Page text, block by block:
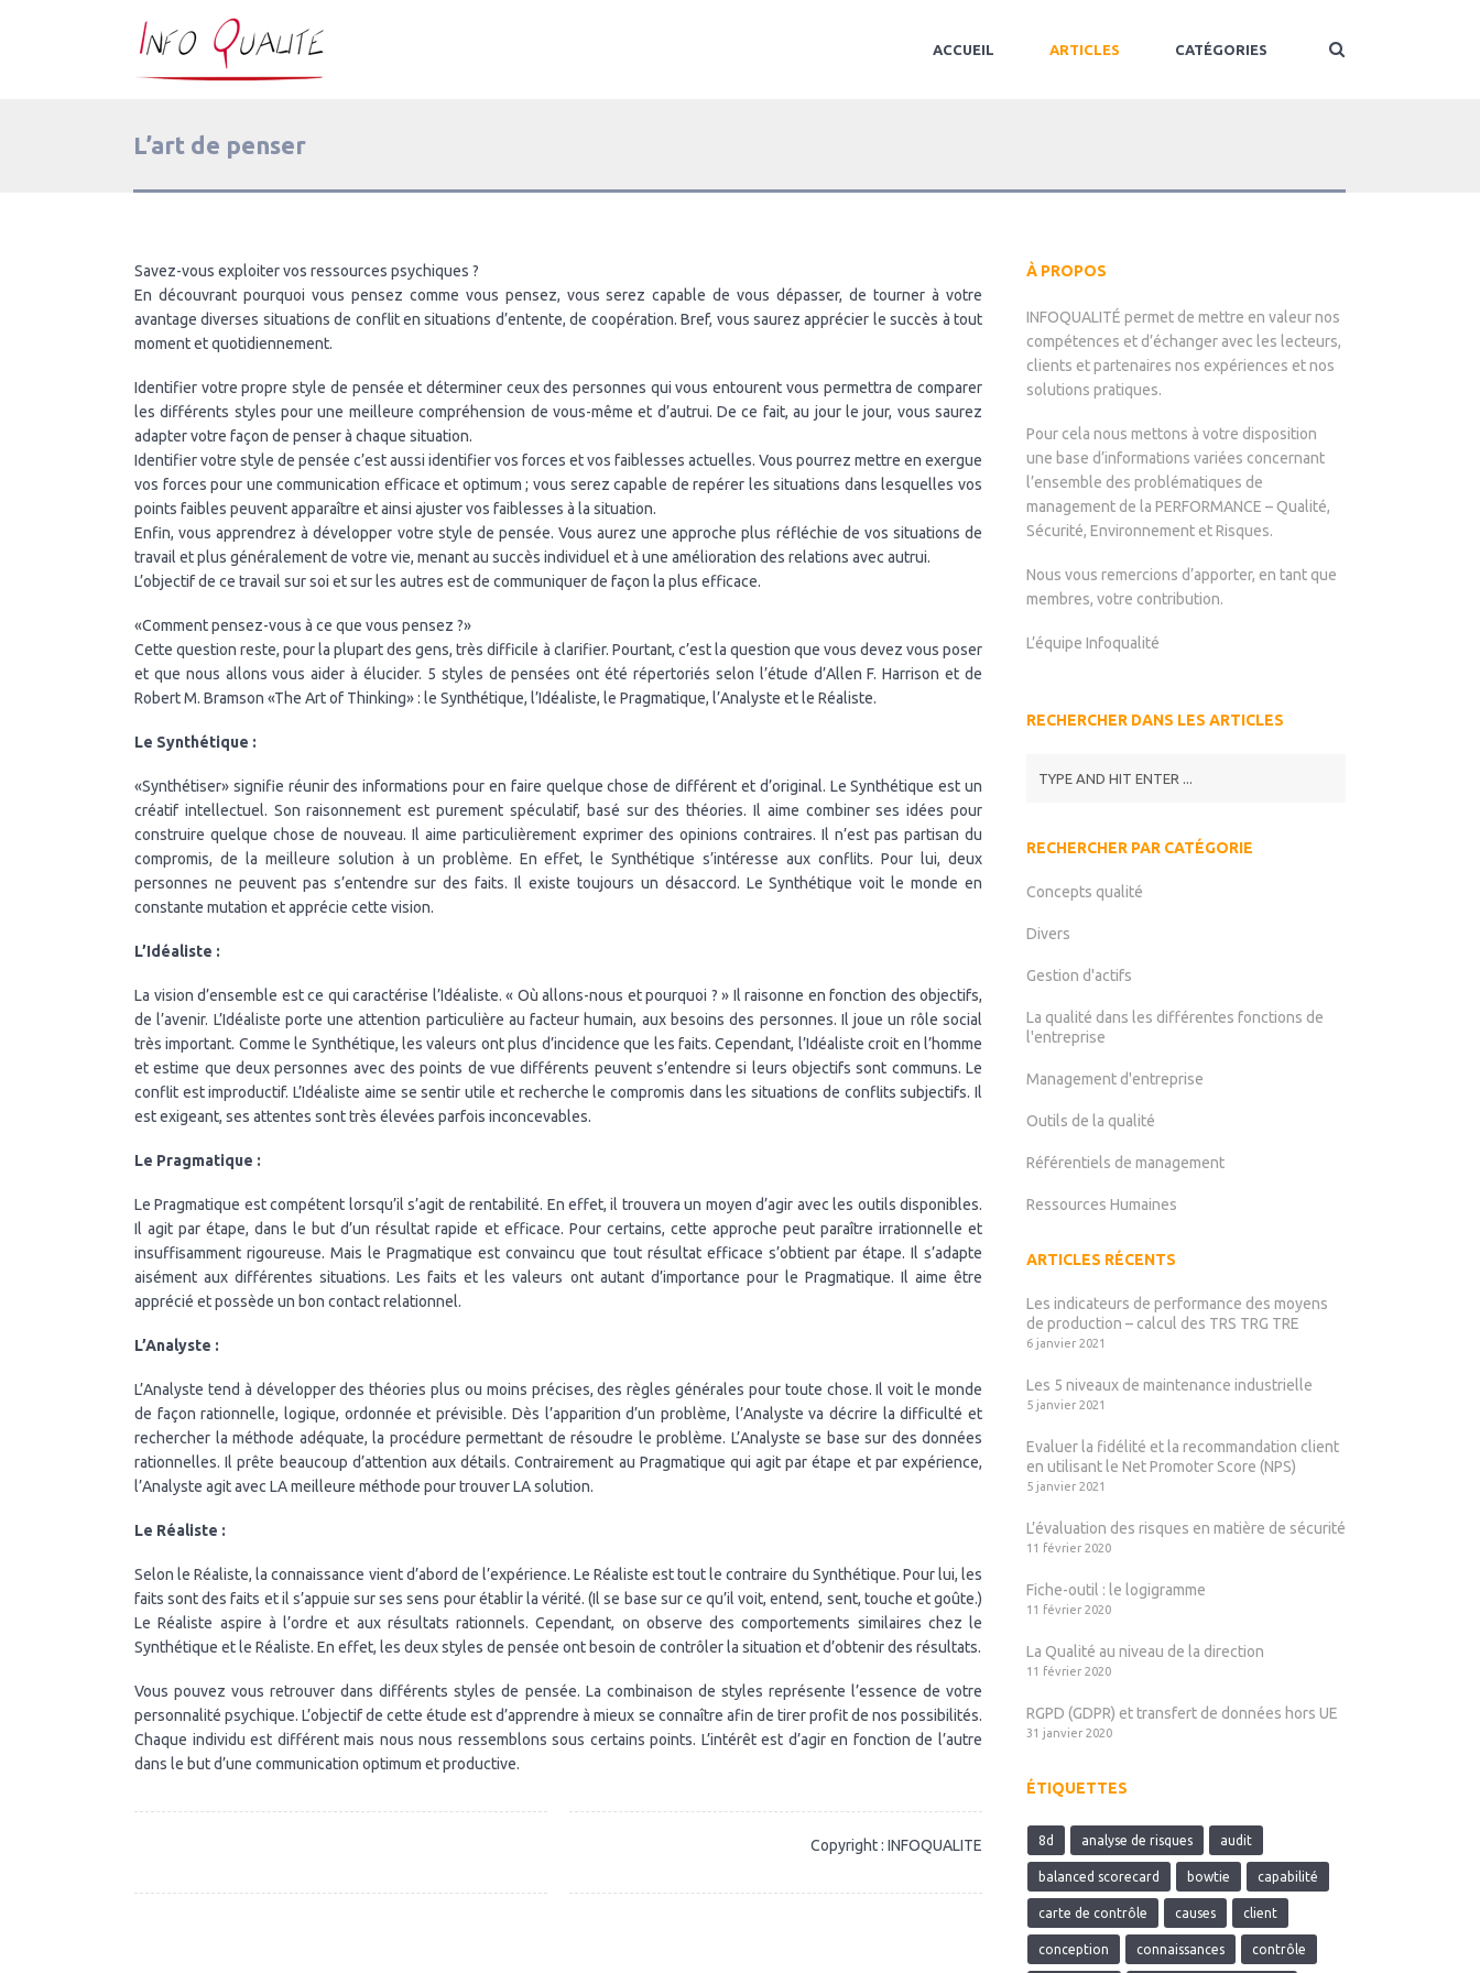
ACCUEIL ARTICLES CATÉGORIES
L’art de penser
Savez-vous exploiter vos ressources psychiques ?
En découvrant pourquoi vous pensez comme vous pensez, vous serez capable de vous dépasser, de tourner à votre
avantage diverses situations de conflit en situations d’entente, de coopération. Bref, vous saurez apprécier le succès à tout
moment et quotidiennement.
Identifier votre propre style de pensée et déterminer ceux des personnes qui vous entourent vous permettra de comparer
les différents styles pour une meilleure compréhension de vous-même et d’autrui. De ce fait, au jour le jour, vous saurez
adapter votre façon de penser à chaque situation.
Identifier votre style de pensée c’est aussi identifier vos forces et vos faiblesses actuelles. Vous pourrez mettre en exergue
vos forces pour une communication efficace et optimum ; vous serez capable de repérer les situations dans lesquelles vos
points faibles peuvent apparaître et ainsi ajuster vos faiblesses à la situation.
Enfin, vous apprendrez à développer votre style de pensée. Vous aurez une approche plus réfléchie de vos situations de
travail et plus généralement de votre vie, menant au succès individuel et à une amélioration des relations avec autrui.
L’objectif de ce travail sur soi et sur les autres est de communiquer de façon la plus efficace.
«Comment pensez-vous à ce que vous pensez ?»
Cette question reste, pour la plupart des gens, très difficile à clarifier. Pourtant, c’est la question que vous devez vous poser
et que nous allons vous aider à élucider. 5 styles de pensées ont été répertoriés selon l’étude d’Allen F. Harrison et de
Robert M. Bramson «The Art of Thinking» : le Synthétique, l’Idéaliste, le Pragmatique, l’Analyste et le Réaliste.
Le Synthétique :
«Synthétiser» signifie réunir des informations pour en faire quelque chose de différent et d’original. Le Synthétique est un
créatif intellectuel. Son raisonnement est purement spéculatif, basé sur des théories. Il aime combiner ses idées pour
construire quelque chose de nouveau. Il aime particulièrement exprimer des opinions contraires. Il n’est pas partisan du
compromis, de la meilleure solution à un problème. En effet, le Synthétique s’intéresse aux conflits. Pour lui, deux
personnes ne peuvent pas s’entendre sur des faits. Il existe toujours un désaccord. Le Synthétique voit le monde en
constante mutation et apprécie cette vision.
L’Idéaliste :
La vision d’ensemble est ce qui caractérise l’Idéaliste. « Où allons-nous et pourquoi ? » Il raisonne en fonction des objectifs,
de l’avenir. L’Idéaliste porte une attention particulière au facteur humain, aux besoins des personnes. Il joue un rôle social
très important. Comme le Synthétique, les valeurs ont plus d’incidence que les faits. Cependant, l’Idéaliste croit en l’homme
et estime que deux personnes avec des points de vue différents peuvent s’entendre si leurs objectifs sont communs. Le
conflit est improductif. L’Idéaliste aime se sentir utile et recherche le compromis dans les situations de conflits subjectifs. Il
est exigeant, ses attentes sont très élevées parfois inconcevables.
Le Pragmatique :
Le Pragmatique est compétent lorsqu’il s’agit de rentabilité. En effet, il trouvera un moyen d’agir avec les outils disponibles.
Il agit par étape, dans le but d’un résultat rapide et efficace. Pour certains, cette approche peut paraître irrationnelle et
insuffisamment rigoureuse. Mais le Pragmatique est convaincu que tout résultat efficace s’obtient par étape. Il s’adapte
aisément aux différentes situations. Les faits et les valeurs ont autant d’importance pour le Pragmatique. Il aime être
apprécié et possède un bon contact relationnel.
L’Analyste :
L’Analyste tend à développer des théories plus ou moins précises, des règles générales pour toute chose. Il voit le monde
de façon rationnelle, logique, ordonnée et prévisible. Dès l’apparition d’un problème, l’Analyste va décrire la difficulté et
rechercher la méthode adéquate, la procédure permettant de résoudre le problème. L’Analyste se base sur des données
rationnelles. Il prête beaucoup d’attention aux détails. Contrairement au Pragmatique qui agit par étape et par expérience,
l’Analyste agit avec LA meilleure méthode pour trouver LA solution.
Le Réaliste :
Selon le Réaliste, la connaissance vient d’abord de l’expérience. Le Réaliste est tout le contraire du Synthétique. Pour lui, les
faits sont des faits et il s’appuie sur ses sens pour établir la vérité. (Il se base sur ce qu’il voit, entend, sent, touche et goûte.)
Le Réaliste aspire à l’ordre et aux résultats rationnels. Cependant, on observe des comportements similaires chez le
Synthétique et le Réaliste. En effet, les deux styles de pensée ont besoin de contrôler la situation et d’obtenir des résultats.
Vous pouvez vous retrouver dans différents styles de pensée. La combinaison de styles représente l’essence de votre
personnalité psychique. L’objectif de cette étude est d’apprendre à mieux se connaître afin de tirer profit de nos possibilités.
Chaque individu est différent mais nous nous ressemblons sous certains points. L’intérêt est d’agir en fonction de l’autre
dans le but d’une communication optimum et productive.
Copyright : INFOQUALITE
À PROPOS
INFOQUALITÉ permet de mettre en valeur nos
compétences et d’échanger avec les lecteurs,
clients et partenaires nos expériences et nos
solutions pratiques.
Pour cela nous mettons à votre disposition
une base d’informations variées concernant
l’ensemble des problématiques de
management de la PERFORMANCE – Qualité,
Sécurité, Environnement et Risques.
Nous vous remercions d’apporter, en tant que
membres, votre contribution.
L’équipe Infoqualité
RECHERCHER DANS LES ARTICLES
RECHERCHER PAR CATÉGORIE
Concepts qualité
Divers
Gestion d'actifs
La qualité dans les différentes fonctions de
l'entreprise
Management d'entreprise
Outils de la qualité
Référentiels de management
Ressources Humaines
ARTICLES RÉCENTS
Les indicateurs de performance des moyens
de production – calcul des TRS TRG TRE
6 janvier 2021
Les 5 niveaux de maintenance industrielle
5 janvier 2021
Evaluer la fidélité et la recommandation client
en utilisant le Net Promoter Score (NPS)
5 janvier 2021
L’évaluation des risques en matière de sécurité
11 février 2020
Fiche-outil : le logigramme
11 février 2020
La Qualité au niveau de la direction
11 février 2020
RGPD (GDPR) et transfert de données hors UE
31 janvier 2020
ÉTIQUETTES
8d analyse de risques audit
balanced scorecard bowtie capabilité
carte de contrôle causes client
conception connaissances contrôle